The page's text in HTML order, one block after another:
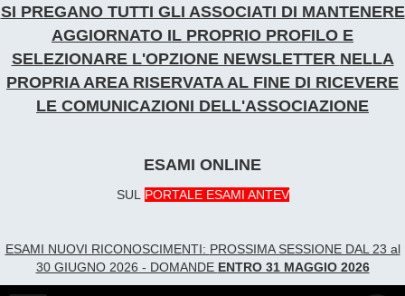
SI PREGANO TUTTI GLI ASSOCIATI DI MANTENERE
AGGIORNATO IL PROPRIO PROFILO E
SELEZIONARE L'OPZIONE NEWSLETTER NELLA
PROPRIA AREA RISERVATA AL FINE DI RICEVERE
LE COMUNICAZIONI DELL'ASSOCIAZIONE
ESAMI ONLINE
SUL PORTALE ESAMI ANTEV
ESAMI NUOVI RICONOSCIMENTI: PROSSIMA SESSIONE DAL 23 al
30 GIUGNO 2026 - DOMANDE ENTRO 31 MAGGIO 2026